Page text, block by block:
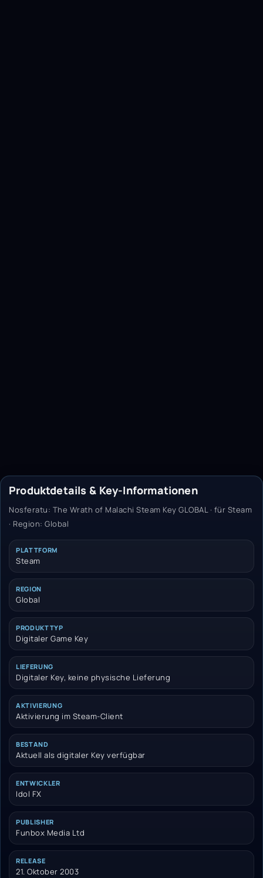
Produktdetails & Key-Informationen
Nosferatu: The Wrath of Malachi Steam Key GLOBAL · für Steam
· Region: Global
PLATTFORM
Steam
REGION
Global
PRODUKTTYP
Digitaler Game Key
LIEFERUNG
Digitaler Key, keine physische Lieferung
AKTIVIERUNG
Aktivierung im Steam-Client
BESTAND
Aktuell als digitaler Key verfügbar
ENTWICKLER
Idol FX
PUBLISHER
Funbox Media Ltd
RELEASE
21. Oktober 2003